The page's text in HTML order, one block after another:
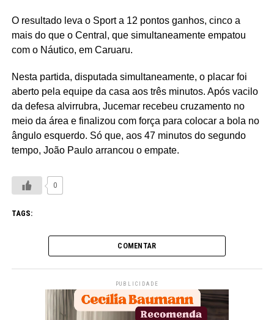
O resultado leva o Sport a 12 pontos ganhos, cinco a
mais do que o Central, que simultaneamente empatou
com o Náutico, em Caruaru.
Nesta partida, disputada simultaneamente, o placar foi
aberto pela equipe da casa aos três minutos. Após vacilo
da defesa alvirrubra, Jucemar recebeu cruzamento no
meio da área e finalizou com força para colocar a bola no
ângulo esquerdo. Só que, aos 47 minutos do segundo
tempo, João Paulo arrancou o empate.
0
TAGS:
COMENTAR
PUBLICIDADE